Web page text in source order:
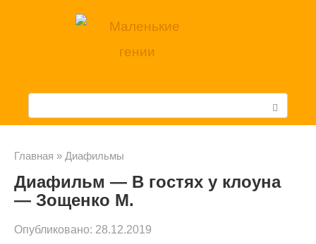
с
Главная » Диафильмы
Диафильм — В гостях у клоуна
— Зощенко М.
Опубликовано: 28.12.2019